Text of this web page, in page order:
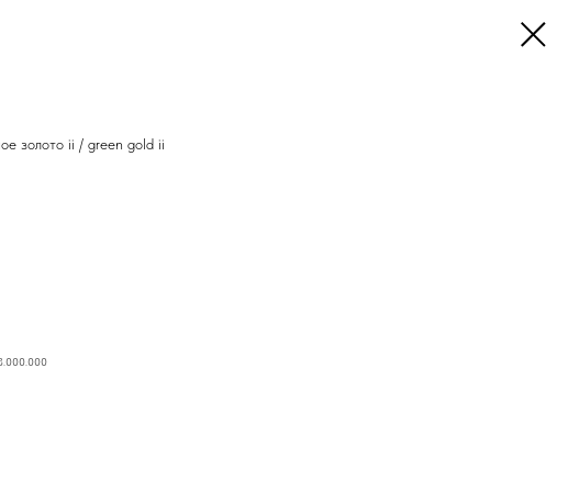
золото ii / green gold ii